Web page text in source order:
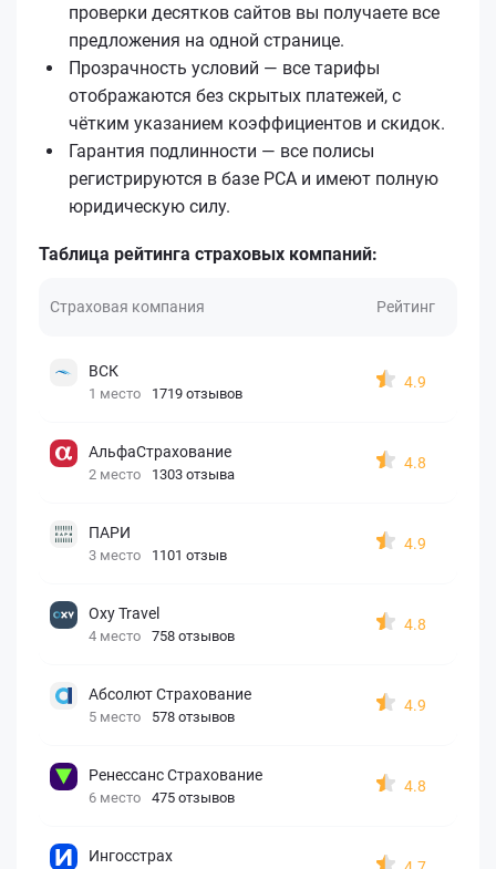
проверки десятков сайтов вы получаете все
предложения на одной странице.
Прозрачность условий — все тарифы
отображаются без скрытых платежей, с
чётким указанием коэффициентов и скидок.
Гарантия подлинности — все полисы
регистрируются в базе РСА и имеют полную
юридическую силу.
Таблица рейтинга страховых компаний:
Страховая компания Рейтинг
ВСК
1 место 1719 отзывов
4.9
АльфаСтрахование
2 место 1303 отзыва
4.8
ПАРИ
3 место 1101 отзыв
4.9
Oxy Travel
4 место 758 отзывов
4.8
Абсолют Страхование
5 место 578 отзывов
4.9
Ренессанс Страхование
6 место 475 отзывов
4.8
Ингосстрах